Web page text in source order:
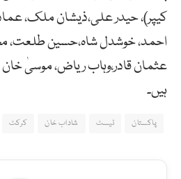
کیپر)، حیدر علی،ذیشان ملک،
احمد، خوشدل شاہ،حسین طلعت،
عثمان قادر،وہاب ریاض، موسیٰ خان
ہیں۔
پاکستان ٹیسٹ شاداب خان کرکٹ